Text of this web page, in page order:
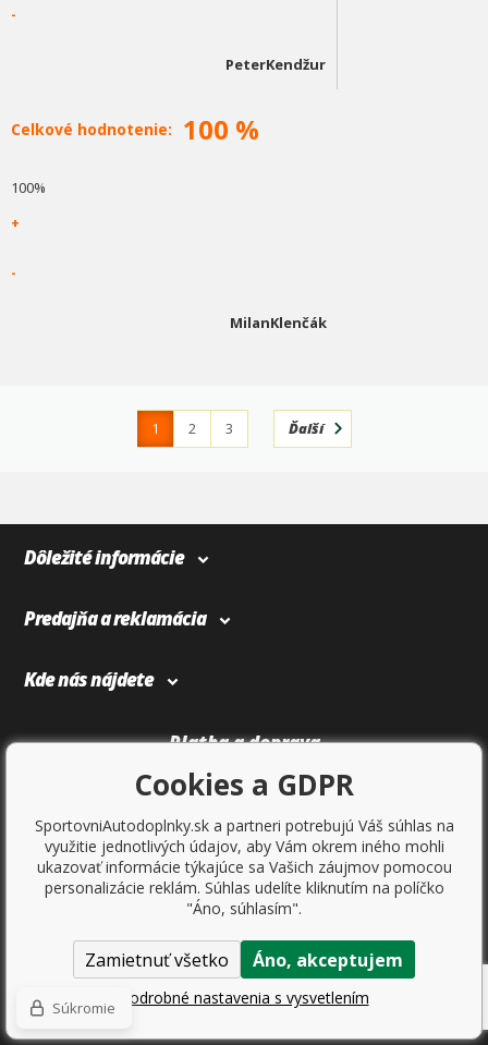
-
PeterKendžur
Celkové hodnotenie: 100 %
100%
+
-
MilanKlenčák
1 2
3
Ďalší
Dôležité informácie
Predajňa a reklamácia
Kde nás nájdete
Platba a doprava
Copyright © 2017Sportovniautodoplnky.cz- Tuning shop, športové
autodoplnky, tuning auta. Všetky práva vyhradené.
Cookies a GDPR
SportovniAutodoplnky.sk a partneri potrebujú Váš súhlas na
využitie jednotlivých údajov, aby Vám okrem iného mohli
ukazovať informácie týkajúce sa Vašich záujmov pomocou
personalizácie reklám. Súhlas udelíte kliknutím na políčko
"Áno, súhlasím".
Zamietnuť všetko Áno, akceptujem
Podrobné nastavenia s vysvetlením
Súkromie